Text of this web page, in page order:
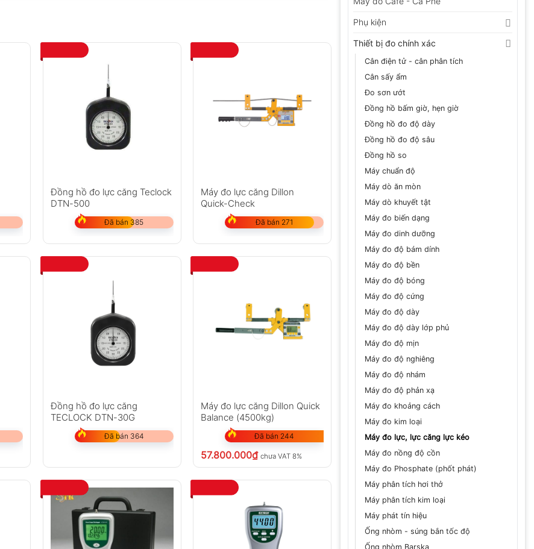
Phụ kiện
Thiết bị đo chính xác
Cân điện tử - cân phân tích
Cân sấy ẩm
Đo sơn ướt
Đồng hồ bấm giờ, hẹn giờ
Đồng hồ đo độ dày
Đồng hồ đo độ sâu
Đồng hồ so
Máy chuẩn độ
Máy dò ăn mòn
Máy dò khuyết tật
Máy đo biến dạng
Máy đo dinh dưỡng
Máy đo độ bám dính
Máy đo độ bền
Máy đo độ bóng
Máy đo độ cứng
Máy đo độ dày
Máy đo độ dày lớp phủ
Máy đo độ mịn
Máy đo độ nghiêng
Máy đo độ nhám
Máy đo độ phản xạ
Máy đo khoảng cách
Máy đo kim loại
Máy đo lực, lực căng lực kéo
Máy đo nồng độ cồn
Máy đo Phosphate (phốt phát)
Máy phân tích hơi thở
Máy phân tích kim loại
Máy phát tín hiệu
Ống nhòm - súng bắn tốc độ
Ống nhòm Barska
Đồng hồ đo lực căng Teclock
DTN-500
Đã bán 385
Máy đo lực căng Dillon
Quick-Check
Đã bán 271
Đồng hồ đo lực căng
TECLOCK DTN-30G
Đã bán 364
Máy đo lực căng Dillon Quick
Balance (4500kg)
Đã bán 244
57.800.000₫ chưa VAT 8%